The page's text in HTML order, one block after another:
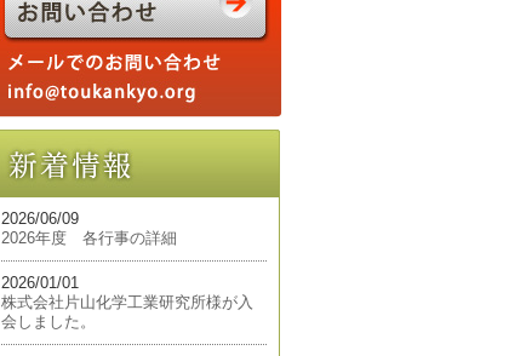
2026/06/09
2026年度 各行事の詳細
2026/01/01
株式会社片山化学工業研究所様が入
会しました。